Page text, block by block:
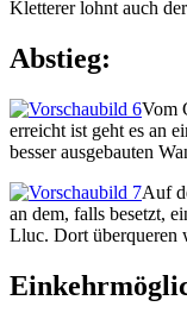
Kletterer lohnt auch
Abstieg:
Vom
erreicht ist geht es an
besser ausgebauten
Auf
an dem, falls besetzt,
Lluc. Dort überqueren